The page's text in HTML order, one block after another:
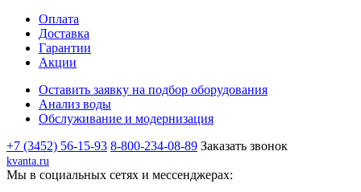
Оплата
Доставка
Гарантии
Акции
Оставить заявку на подбор оборудования
Анализ воды
Обслуживание и модернизация
+7 (3452) 56-15-93 8-800-234-08-89 Заказать звонок
kvanta.ru
Мы в социальных сетях и мессенджерах: